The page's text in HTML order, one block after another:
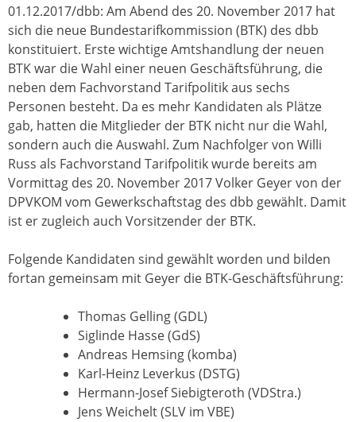
01.12.2017/dbb: Am Abend des 20. November 2017 hat
sich die neue Bundestarifkommission (BTK) des dbb
konstituiert. Erste wichtige Amtshandlung der neuen
BTK war die Wahl einer neuen Geschäftsführung, die
neben dem Fachvorstand Tarifpolitik aus sechs
Personen besteht. Da es mehr Kandidaten als Plätze
gab, hatten die Mitglieder der BTK nicht nur die Wahl,
sondern auch die Auswahl. Zum Nachfolger von Willi
Russ als Fachvorstand Tarifpolitik wurde bereits am
Vormittag des 20. November 2017 Volker Geyer von der
DPVKOM vom Gewerkschaftstag des dbb gewählt. Damit
ist er zugleich auch Vorsitzender der BTK.
Folgende Kandidaten sind gewählt worden und bilden
fortan gemeinsam mit Geyer die BTK-Geschäftsführung:
Thomas Gelling (GDL)
Siglinde Hasse (GdS)
Andreas Hemsing (komba)
Karl-Heinz Leverkus (DSTG)
Hermann-Josef Siebigteroth (VDStra.)
Jens Weichelt (SLV im VBE)